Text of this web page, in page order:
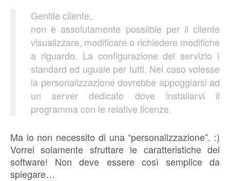
Gentile cliente,
non è assolutamente possiible per il cliente
visualizzare, modificare o richiedere modifiche
a riguardo. La configurazione del servizio ì
standard ed uguale per tutti. Nel caso volesse
la personalizzazione dovrebbe appoggiarsi ad
un server dedicato dove installarvi il
programma con le relative licenze.
Ma io non necessito di una “personalizzazione”. :)
Vorrei solamente sfruttare le caratteristiche del
software! Non deve essere così semplice da
spiegare…